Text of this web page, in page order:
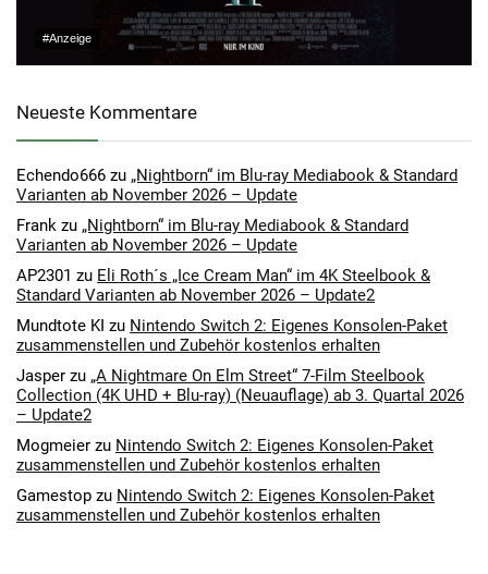
#Anzeige
Neueste Kommentare
Echendo666 zu „Nightborn“ im Blu-ray Mediabook & Standard
Varianten ab November 2026 – Update
Frank zu „Nightborn“ im Blu-ray Mediabook & Standard
Varianten ab November 2026 – Update
AP2301 zu Eli Roth´s „Ice Cream Man“ im 4K Steelbook &
Standard Varianten ab November 2026 – Update2
Mundtote KI zu Nintendo Switch 2: Eigenes Konsolen-Paket
zusammenstellen und Zubehör kostenlos erhalten
Jasper zu „A Nightmare On Elm Street“ 7-Film Steelbook
Collection (4K UHD + Blu-ray) (Neuauflage) ab 3. Quartal 2026
– Update2
Mogmeier zu Nintendo Switch 2: Eigenes Konsolen-Paket
zusammenstellen und Zubehör kostenlos erhalten
Gamestop zu Nintendo Switch 2: Eigenes Konsolen-Paket
zusammenstellen und Zubehör kostenlos erhalten